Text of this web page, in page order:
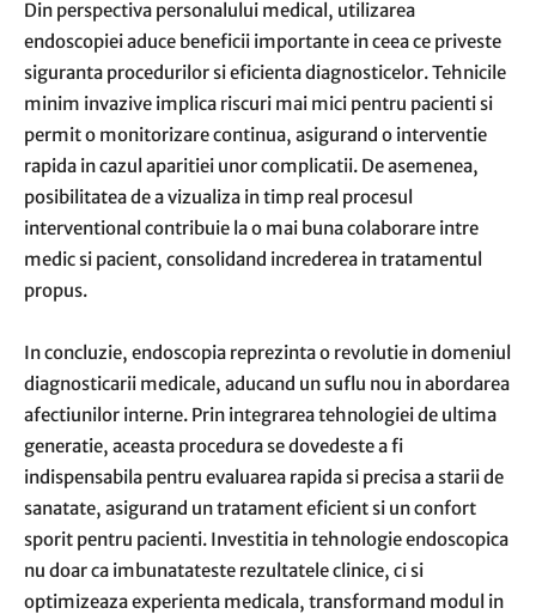
Din perspectiva personalului medical, utilizarea
endoscopiei aduce beneficii importante in ceea ce priveste
siguranta procedurilor si eficienta diagnosticelor. Tehnicile
minim invazive implica riscuri mai mici pentru pacienti si
permit o monitorizare continua, asigurand o interventie
rapida in cazul aparitiei unor complicatii. De asemenea,
posibilitatea de a vizualiza in timp real procesul
interventional contribuie la o mai buna colaborare intre
medic si pacient, consolidand increderea in tratamentul
propus.
In concluzie, endoscopia reprezinta o revolutie in domeniul
diagnosticarii medicale, aducand un suflu nou in abordarea
afectiunilor interne. Prin integrarea tehnologiei de ultima
generatie, aceasta procedura se dovedeste a fi
indispensabila pentru evaluarea rapida si precisa a starii de
sanatate, asigurand un tratament eficient si un confort
sporit pentru pacienti. Investitia in tehnologie endoscopica
nu doar ca imbunatateste rezultatele clinice, ci si
optimizeaza experienta medicala, transformand modul in